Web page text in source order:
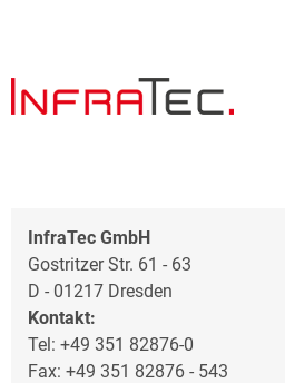
InfraTec GmbH
Gostritzer Str. 61 - 63
D - 01217 Dresden
Kontakt:
Tel: +49 351 82876-0
Fax: +49 351 82876 - 543